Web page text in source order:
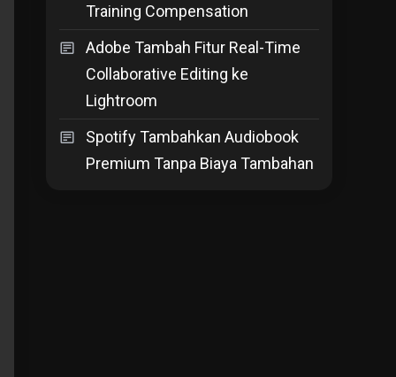
Training Compensation
Adobe Tambah Fitur Real-Time
Collaborative Editing ke
Lightroom
Spotify Tambahkan Audiobook
Premium Tanpa Biaya Tambahan